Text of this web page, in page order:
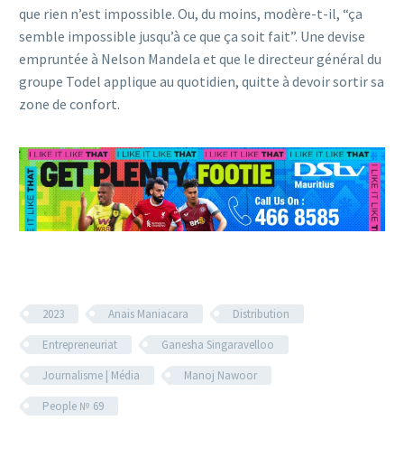
que rien n’est impossible. Ou, du moins, modère-t-il, “ça
semble impossible jusqu’à ce que ça soit fait”. Une devise
empruntée à Nelson Mandela et que le directeur général du
groupe Todel applique au quotidien, quitte à devoir sortir sa
zone de confort.
2023 Anais Maniacara
Distribution
Entrepreneuriat
Ganesha Singaravelloo
Journalisme | Média
Manoj Nawoor
People № 69